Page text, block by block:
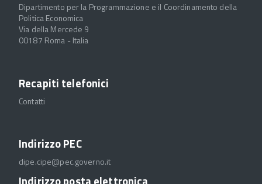
Dipartimento per la Programmazione e il Coordinamento della
Politica Economica
Via della Mercede 9
00187 Roma - Italia
Recapiti telefonici
Contatti
Indirizzo PEC
dipe.cipe@pec.governo.it